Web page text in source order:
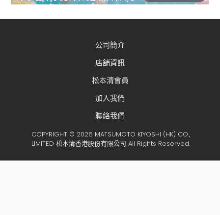
公司簡介
店舖資訊
松本清會員
加入我們
聯絡我們
COPYRIGHT © 2026 MATSUMOTO KIYOSHI (HK) CO.,
LIMITED 松本清香港股份有限公司 All Rights Reserved.